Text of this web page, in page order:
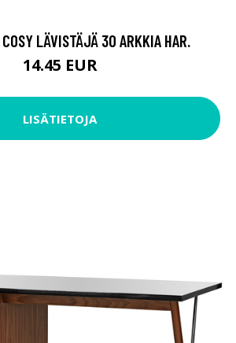
LÄVISTÄJÄ 30 ARKKIA HAR.
14.45 EUR
LISÄTIETOJA